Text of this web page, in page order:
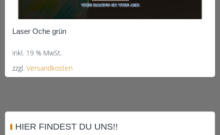
Laser Oche grün
inkl. 19 % MwSt.
zzgl. Versandkosten
HIER FINDEST DU UNS!!